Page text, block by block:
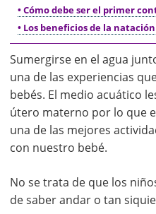
• Cómo debe ser el primer
• Los beneficios de la
Sumergirse en el agua
una de las experiencias
bebés. El medio acuático
útero materno por lo que
una de las mejores
con nuestro bebé.
No se trata de que los
de saber andar o tan